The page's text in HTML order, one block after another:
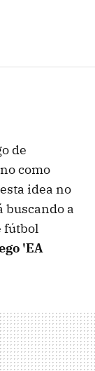
de
como
idea no
buscando a
fútbol
'EA